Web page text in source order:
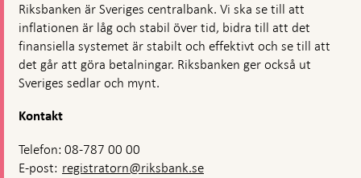
Riksbanken är Sveriges centralbank. Vi ska se till att
inflationen är låg och stabil över tid, bidra till att det
finansiella systemet är stabilt och effektivt och se till att
det går att göra betalningar. Riksbanken ger också ut
Sveriges sedlar och mynt.
Kontakt
Telefon: 08-787 00 00
E-post: registratorn@riksbank.se